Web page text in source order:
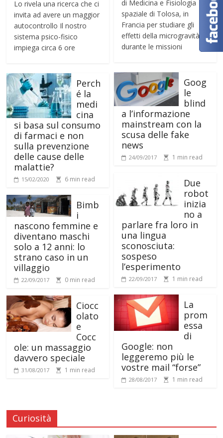
Lo rivela una ricerca che ci
invita ad avere un maggior
autocontrollo Il nostro
sistema psico-fisico
impiega circa 6 ore
Perch
é la
medi
cina
si basa sul consumo
di farmaci e non
sulla prevenzione
delle cause delle
malattie?
15/02/2020 6 min read
Bimb
i
nascono femmine e
diventano maschi
solo a 12 anni: lo
strano caso in un
villaggio
22/09/2017 0 min read
Ciocc
olato
e
Cocc
ole: un massaggio
davvero speciale
31/08/2017 1 min read
di Medicina e Fisiologia
spaziale di Tolosa, in
Francia per studiare gli
effetti della microgravità
durante le missioni
Goog
le
blind
a l’informazione
mainstream con la
scusa delle fake
news
24/09/2017 1 min read
Due
robot
inizia
no a
parlare fra loro in
una lingua
sconosciuta:
sospeso
l’esperimento
22/09/2017 1 min read
La
prom
essa
di
Google: non
leggeremo più le
vostre mail “forse”
28/08/2017 1 min read
Curiosità